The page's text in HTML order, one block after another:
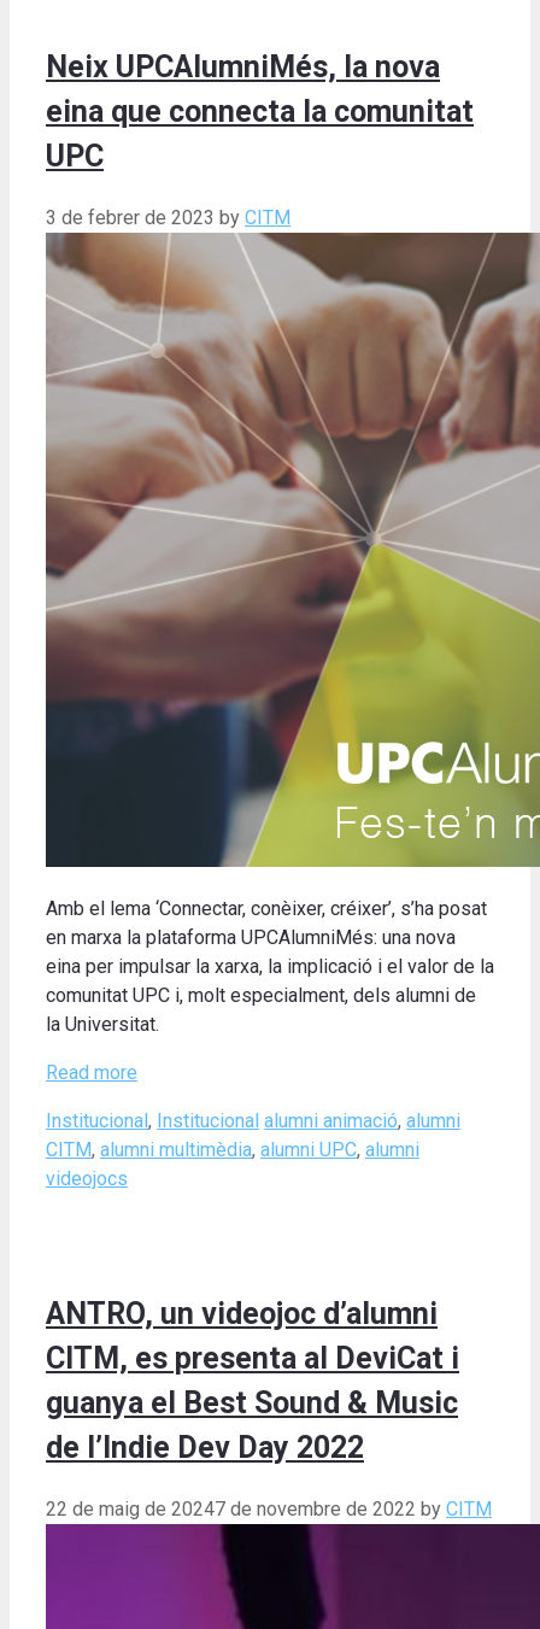
Neix UPCAlumniMés, la nova
eina que connecta la comunitat
UPC
3 de febrer de 2023 by CITM
Amb el lema ‘Connectar, conèixer, créixer’, s’ha posat
en marxa la plataforma UPCAlumniMés: una nova
eina per impulsar la xarxa, la implicació i el valor de la
comunitat UPC i, molt especialment, dels alumni de
la Universitat.
Read more
Categories
Institucional , Institucional Tags
alumni animació, alumni
CITM, alumni multimèdia, alumni UPC, alumni
videojocs
ANTRO, un videojoc d’alumni
CITM, es presenta al DeviCat i
guanya el Best Sound & Music
de l’Indie Dev Day 2022
22 de maig de 20247 de novembre de 2022 by CITM